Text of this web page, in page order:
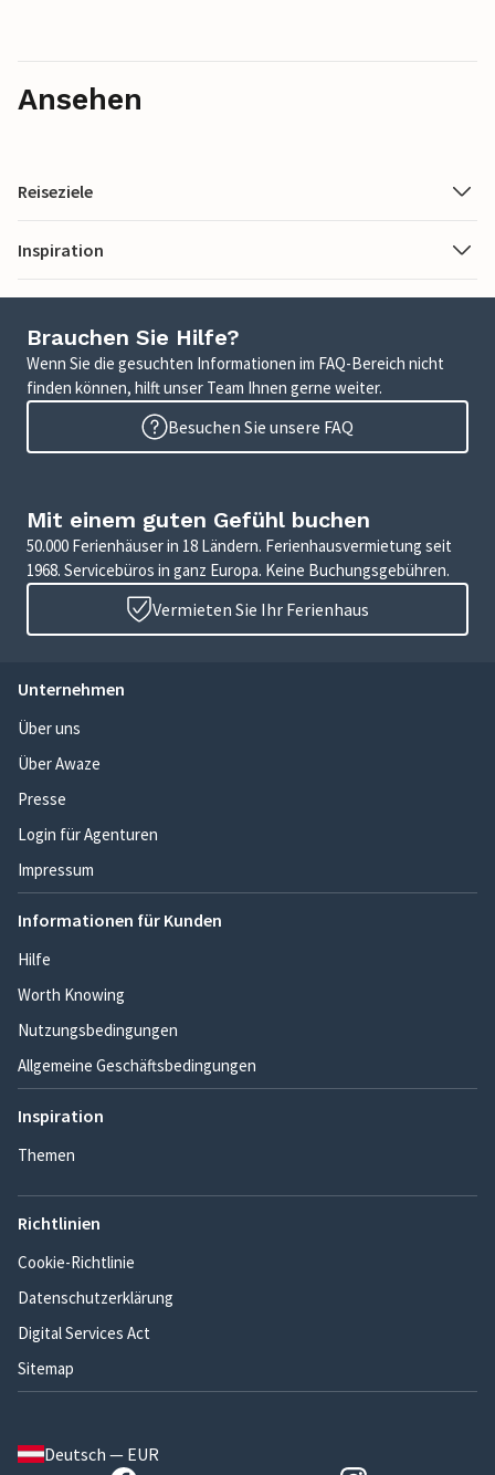
Ansehen
Reiseziele
Inspiration
Brauchen Sie Hilfe?
Wenn Sie die gesuchten Informationen im FAQ-Bereich nicht
finden können, hilft unser Team Ihnen gerne weiter.
Besuchen Sie unsere FAQ
Mit einem guten Gefühl buchen
50.000 Ferienhäuser in 18 Ländern. Ferienhausvermietung seit
1968. Servicebüros in ganz Europa. Keine Buchungsgebühren.
Vermieten Sie Ihr Ferienhaus
Unternehmen
Über uns
Über Awaze
Presse
Login für Agenturen
Impressum
Informationen für Kunden
Hilfe
Worth Knowing
Nutzungsbedingungen
Allgemeine Geschäftsbedingungen
Inspiration
Themen
Richtlinien
Cookie-Richtlinie
Datenschutzerklärung
Digital Services Act
Sitemap
Deutsch — EUR